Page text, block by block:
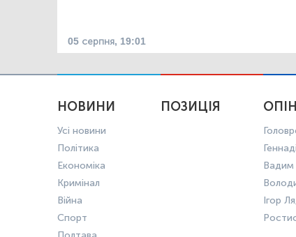
05 серпня, 19:01
НОВИНИ
Усі новини
Політика
Економіка
Кримінал
Війна
Спорт
ПОЗИЦІЯ
Ігор